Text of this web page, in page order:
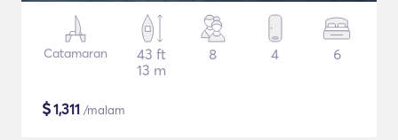
Catamaran
43 ft
13 m
8 4 6
$1,311 /malam